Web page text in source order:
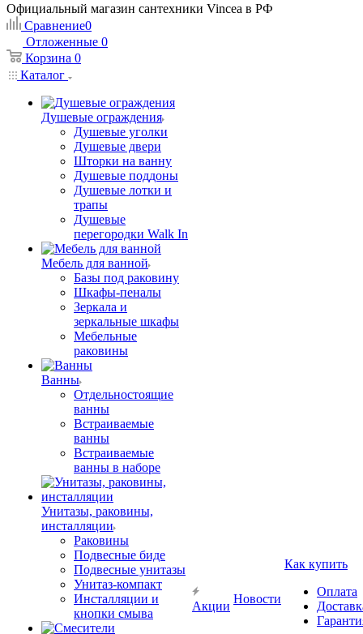
Официальный магазин сантехники Vincea в РФ
Сравнение0
Отложенные 0
Корзина 0
Каталог
Душевые ограждения
Душевые уголки
Душевые двери
Шторки на ванну
Душевые поддоны
Душевые лотки и
трапы
Душевые
перегородки Walk In
Мебель для ванной
Базы под раковину
Шкафы-пеналы
Зеркала и
зеркальные шкафы
Мебельные
раковины
Ванны
Отдельностоящие
ванны
Встраиваемые
ванны
Встраиваемые
ванны в наборе
Унитазы, раковины,
инсталляции
Раковины
Подвесные биде
Подвесные унитазы
Унитаз-компакт
Инсталляции и
кнопки смыва
Акции
Новости
Как купить
Оплата